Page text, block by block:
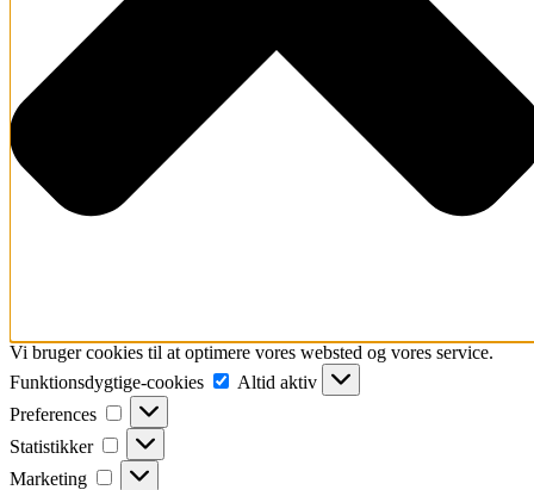
Vi bruger cookies til at optimere vores websted og vores service.
Funktionsdygtige-cookies
Funktionsdygtige-
cookies
Altid aktiv
Preferences
Preferences
Statistikker Statistikker
Marketing Marketing